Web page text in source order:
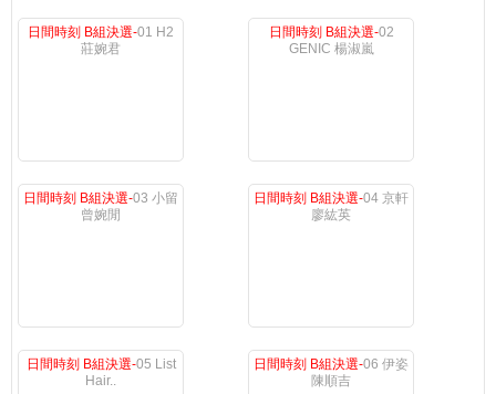
日間時刻 B組決選-01 H2
莊婉君
日間時刻 B組決選-02
GENIC 楊淑嵐
日間時刻 B組決選-03 小留
曾婉閒
日間時刻 B組決選-04 京軒
廖紘英
日間時刻 B組決選-05 List
Hair..
日間時刻 B組決選-06 伊姿
陳順吉